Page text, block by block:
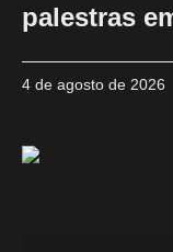
palestras
4 de agosto de 2026